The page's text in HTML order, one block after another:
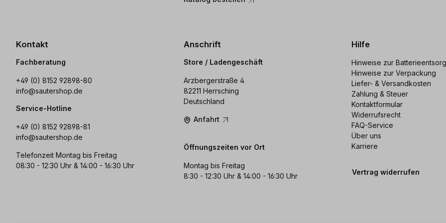
Kontakt
Fachberatung
+49 (0) 8152 92898-80
info@sautershop.de
Service-Hotline
+49 (0) 8152 92898-81
info@sautershop.de
Telefonzeit Montag bis Freitag
08:30 - 12:30 Uhr & 14:00 - 16:30 Uhr
Anschrift
Store / Ladengeschäft
Arzbergerstraße 4
82211 Herrsching
Deutschland
Anfahrt
Öffnungszeiten vor Ort
Montag bis Freitag
8:30 - 12:30 Uhr & 14:00 - 16:30 Uhr
Hilfe
Hinweise zur
Hinweise zur Verpackung
Liefer- & Versandkosten
Zahlung & Steuer
Kontaktformular
Widerrufsrecht
FAQ-Service
Über uns
Karriere
Vertrag widerrufen